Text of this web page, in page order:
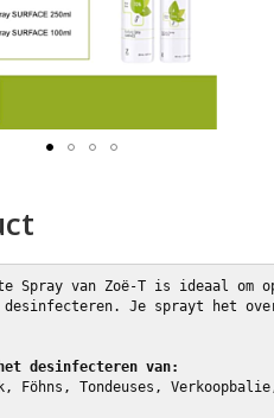
Spray van Zoë-T is ideaal
Je sprayt het
desinfecteren van:
Föhns, Tondeuses,